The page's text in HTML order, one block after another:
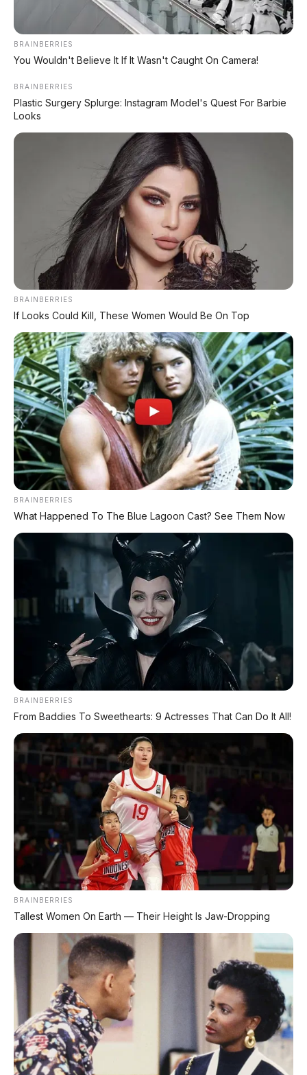
ARTIKEL
Leapmotor B01: Sedan Listrik Kompak 800V dengan
Range 670 Km
Huawei AITO M9: SUV Premium 903 HP dengan
Teknologi Huawei Full-Stack
Xpeng GX: SUV Full-Size Premium dengan AI Turing &
Range 1.585 Km
Tantang Land Cruiser!
MG 4X: SUV Listrik Kompak dengan Baterai Semi-
Solid-State & Range 610 Km
Maextro V800: MPV Ultra-Mewah EREV 531 HP
Penantang Toyota Alphard
LIHAT LAINNYA
Chat Kami Sekarang
PALING BANYAK DIBACA
Leapmotor B01: Sedan Listrik Kompak 800V
dengan Range 670 Km
Huawei AITO M9: SUV Premium 903 HP dengan
Teknologi Huawei Full-Stack
BRAINBERRIES
You Wouldn't Believe It If It Wasn't Caught On Camera!
BRAINBERRIES
Plastic Surgery Splurge: Instagram Model's Quest For Barbie
Looks
BRAINBERRIES
If Looks Could Kill, These Women Would Be On Top
BRAINBERRIES
What Happened To The Blue Lagoon Cast? See Them Now
BRAINBERRIES
From Baddies To Sweethearts: 9 Actresses That Can Do It All!
BRAINBERRIES
Tallest Women On Earth — Their Height Is Jaw-Dropping